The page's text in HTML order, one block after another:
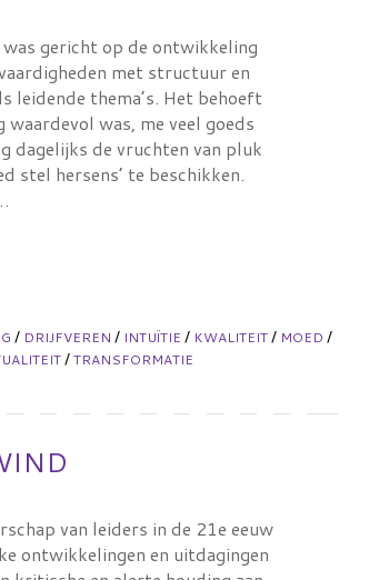
gericht op de ontwikkeling
met structuur en
leidende thema’s. Het behoeft
was, me veel goeds
dagelijks de vruchten van pluk
stel hersens’ te beschikken.
/ DRIJFVEREN / INTUÏTIE / KWALITEIT / MOED /
/ TRANSFORMATIE
van leiders in de 21e eeuw
ontwikkelingen en uitdagingen